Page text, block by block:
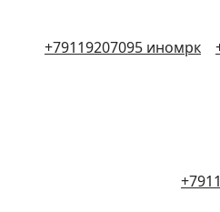
+79119207095 иномрк